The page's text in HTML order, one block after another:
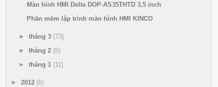
Màn hình HMI Delta DOP-AS35THTD 3,5 inch
Phần mềm lập trình màn hình HMI KINCO
► tháng 3 (73)
► tháng 2 (5)
► tháng 1 (11)
► 2012 (6)